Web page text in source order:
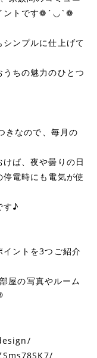
ントです❁´◡`❁
ンプルに仕上げて
ちの魅力のひとつ
きなので、毎月の
ば、夜や曇りの日
電時にも電気が使
す♪
ントを3つご紹介
屋の写真やルーム